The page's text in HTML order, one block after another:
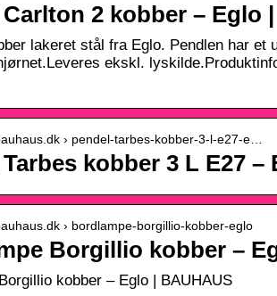
2 kobber – Eglo
lakeret stål fra Eglo. Pendlen har
ekskl.
› pendel-tarbes-kobber-3-l-e27-e…
kobber 3 L E27 –
› bordlampe-borgillio-kobber-eglo
Borgillio kobber –
kobber – Eglo | BAUHAUS